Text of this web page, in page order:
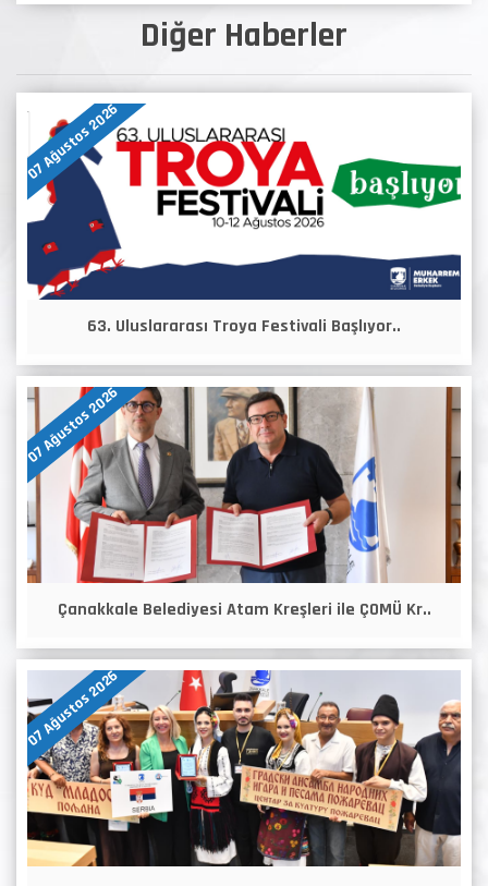
Diğer Haberler
07 Ağustos 2026
63. Uluslararası Troya Festivali Başlıyor..
07 Ağustos 2026
Çanakkale Belediyesi Atam Kreşleri ile ÇOMÜ Kr..
07 Ağustos 2026